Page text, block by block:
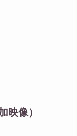
映像）